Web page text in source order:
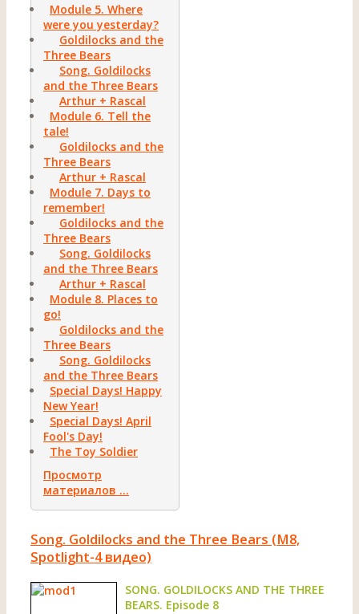
Module 5. Where
were you yesterday?
Goldilocks and the
Three Bears
Song. Goldilocks
and the Three Bears
Arthur + Rascal
Module 6. Tell the
tale!
Goldilocks and the
Three Bears
Arthur + Rascal
Module 7. Days to
remember!
Goldilocks and the
Three Bears
Song. Goldilocks
and the Three Bears
Arthur + Rascal
Module 8. Places to
go!
Goldilocks and the
Three Bears
Song. Goldilocks
and the Three Bears
Special Days! Happy
New Year!
Special Days! April
Fool's Day!
The Toy Soldier
Просмотр
материалов ...
Song. Goldilocks and the Three Bears (M8,
Spotlight-4 видео)
SONG. GOLDILOCKS AND THE THREE
BEARS. Episode 8